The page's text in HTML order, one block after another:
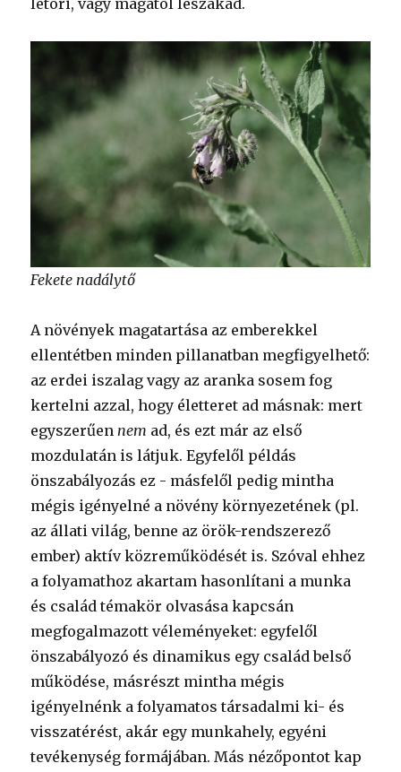
letöri, vagy magától leszakad.
Fekete nadálytő
A növények magatartása az emberekkel
ellentétben minden pillanatban megfigyelhető:
az erdei iszalag vagy az aranka sosem fog
kertelni azzal, hogy életteret ad másnak: mert
egyszerűennem ad, és ezt már az első
mozdulatán is látjuk. Egyfelől példás
önszabályozás ez - másfelől pedig mintha
mégis igényelné a növény környezetének (pl.
az állati világ, benne az örök-rendszerező
ember) aktív közreműködését is. Szóval ehhez
a folyamathoz akartam hasonlítani a munka
és család témakör olvasása kapcsán
megfogalmazott véleményeket: egyfelől
önszabályozó és dinamikus egy család belső
működése, másrészt mintha mégis
igényelnénk a folyamatos társadalmi ki- és
visszatérést, akár egy munkahely, egyéni
tevékenység formájában. Más nézőpontot kap